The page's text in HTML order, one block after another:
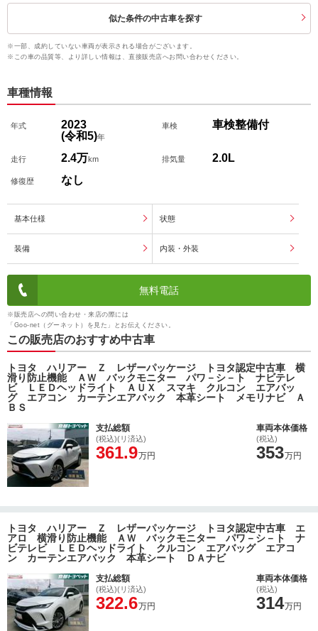
似た条件の中古車を探す
※一部、成約していない車両が表示される場合がございます。
※この車の品質等、より詳しい情報は、直接販売店へお問い合わせください。
車種情報
年式
2023
(令和5)年
車検 車検整備付
走行 2.4万km 排気量 2.0L
修復歴 なし
基本仕様 状態
装備 内装・外装
無料電話
※販売店への問い合わせ・来店の際には
「Goo-net（グーネット）を見た」とお伝えください。
この販売店のおすすめ中古車
トヨタ ハリアー Ｚ レザーパッケージ トヨタ認定中古車 横
滑り防止機能 ＡＷ バックモニター パワ－シ－ト ナビテレ
ビ ＬＥＤヘッドライト ＡＵＸ スマキ クルコン エアバッ
グ エアコン カーテンエアバック 本革シート メモリナビ Ａ
ＢＳ
支払総額
(税込)(リ済込)
361.9万円
車両本体価格
(税込)
353万円
トヨタ ハリアー Ｚ レザーパッケージ トヨタ認定中古車 エ
アロ 横滑り防止機能 ＡＷ バックモニター パワ－シ－ト ナ
ビテレビ ＬＥＤヘッドライト クルコン エアバッグ エアコ
ン カーテンエアバック 本革シート ＤＡナビ
支払総額
(税込)(リ済込)
322.6万円
車両本体価格
(税込)
314万円